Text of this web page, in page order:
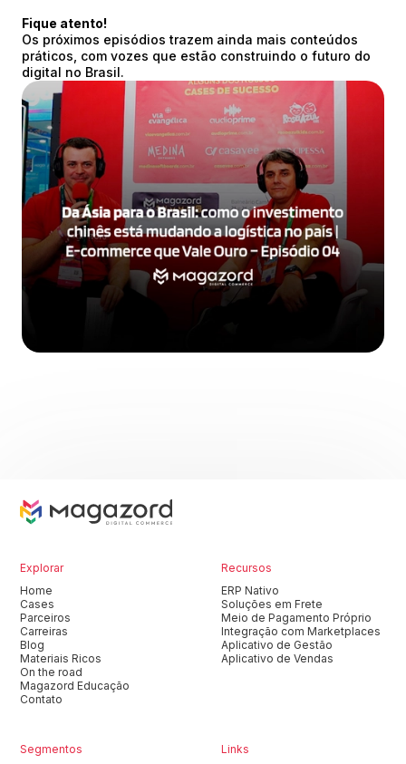
Fique atento!
Os próximos episódios trazem ainda mais conteúdos
práticos, com vozes que estão construindo o futuro do
digital no Brasil.
Explorar
Home
Cases
Parceiros
Carreiras
Blog
Materiais Ricos
On the road
Magazord Educação
Contato
Recursos
ERP Nativo
Soluções em Frete
Meio de Pagamento Próprio
Integração com Marketplaces
Aplicativo de Gestão
Aplicativo de Vendas
Segmentos
Links